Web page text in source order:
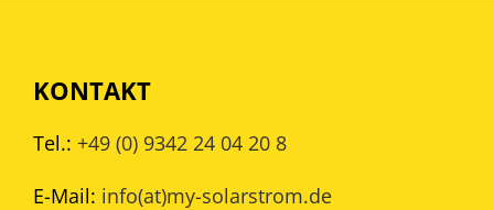
KONTAKT
Tel.: +49 (0) 9342 24 04 20 8
E-Mail: info(at)my-solarstrom.de